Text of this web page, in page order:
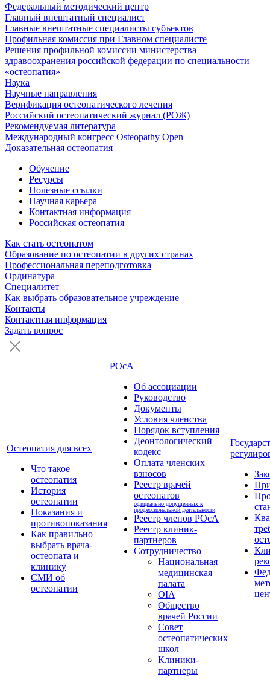
Федеральный методический центр
Главный внештатный специалист
Главные внештатные специалисты субъектов
Профильная комиссия при Главном специалисте
Решения профильной комиссии министерства
здравоохранения российской федерации по специальности
«остеопатия»
Наука
Научные направления
Верификация остеопатического лечения
Российский остеопатический журнал (РОЖ)
Рекомендуемая литература
Международный конгресс Osteopathy Open
Доказательная остеопатия
Обучение
Ресурсы
Полезные ссылки
Научная карьера
Контактная информация
Российская остеопатия
Как стать остеопатом
Образование по остеопатии в других странах
Профессиональная переподготовка
Ординатура
Специалитет
Как выбрать образовательное учреждение
Контакты
Контактная информация
Задать вопрос
Остеопатия для всех
Что такое
остеопатия
История
остеопатии
Показания и
противопоказания
Как правильно
выбрать врача-
остеопата и
клинику
СМИ об
остеопатии
РОсА
Об ассоциации
Руководство
Документы
Условия членства
Порядок вступления
Деонтологический
кодекс
Оплата членских
взносов
Реестр врачей
остеопатов
официально допущенных к
профессиональной деятельности
Реестр членов РОсА
Реестр клиник-
партнеров
Сотрудничество
Национальная
медицинская
палата
OIA
Общество
врачей России
Совет
остеопатических
школ
Клиники-
партнеры